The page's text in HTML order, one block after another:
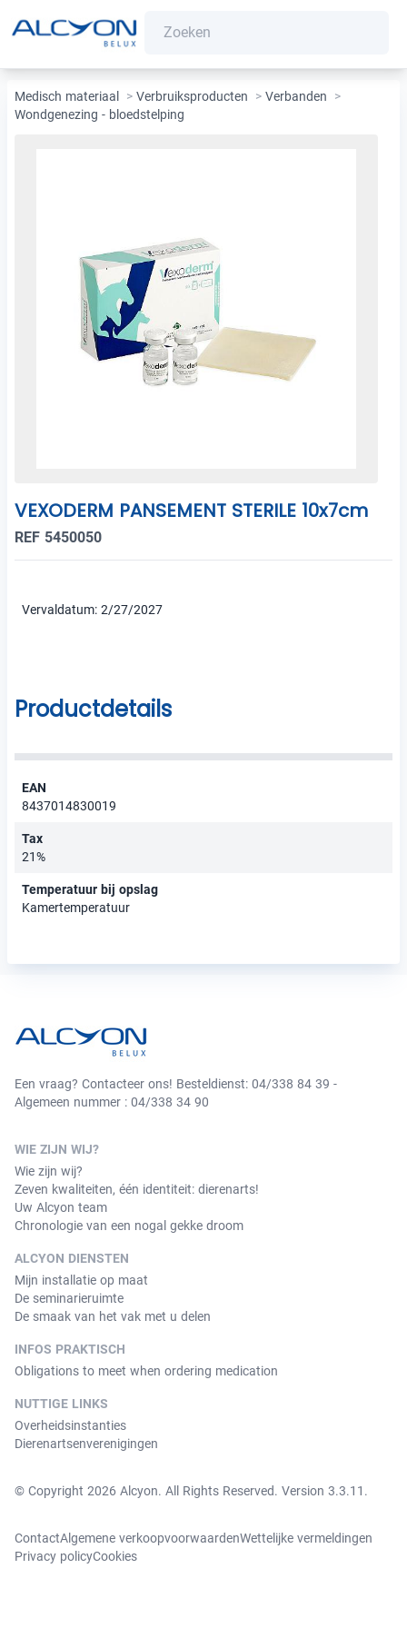
Medisch materiaal > Verbruiksproducten > Verbanden
>
Wondgenezing - bloedstelping
VEXODERM PANSEMENT STERILE 10x7cm
REF 5450050
Vervaldatum: 2/27/2027
Productdetails
EAN
8437014830019
Tax
21%
Temperatuur bij opslag
Kamertemperatuur
Een vraag? Contacteer ons! Besteldienst: 04/338 84 39 -
Algemeen nummer : 04/338 34 90
WIE ZIJN WIJ?
Wie zijn wij?
Zeven kwaliteiten, één identiteit: dierenarts!
Uw Alcyon team
Chronologie van een nogal gekke droom
ALCYON DIENSTEN
Mijn installatie op maat
De seminarieruimte
De smaak van het vak met u delen
INFOS PRAKTISCH
Obligations to meet when ordering medication
NUTTIGE LINKS
Overheidsinstanties
Dierenartsenverenigingen
© Copyright 2026 Alcyon. All Rights Reserved. Version 3.3.11.
ContactAlgemene verkoopvoorwaardenWettelijke vermeldingen
Privacy policyCookies